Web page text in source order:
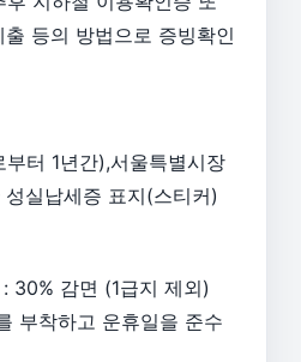
등의 방법으로 증빙확인
터 1년간),서울특별시장
실납세증 표지(스티커)
30% 감면 (1급지 제외)
부착하고 운휴일을 준수